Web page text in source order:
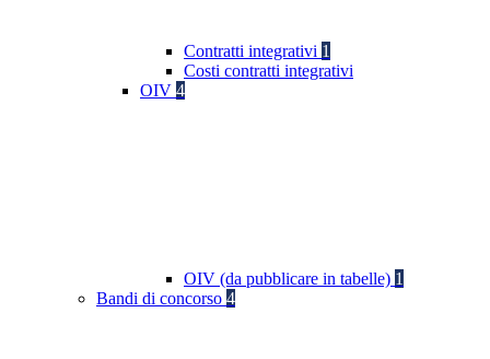
Contratti integrativi 1
Costi contratti integrativi
OIV 4
OIV (da pubblicare in tabelle) 1
Bandi di concorso 4